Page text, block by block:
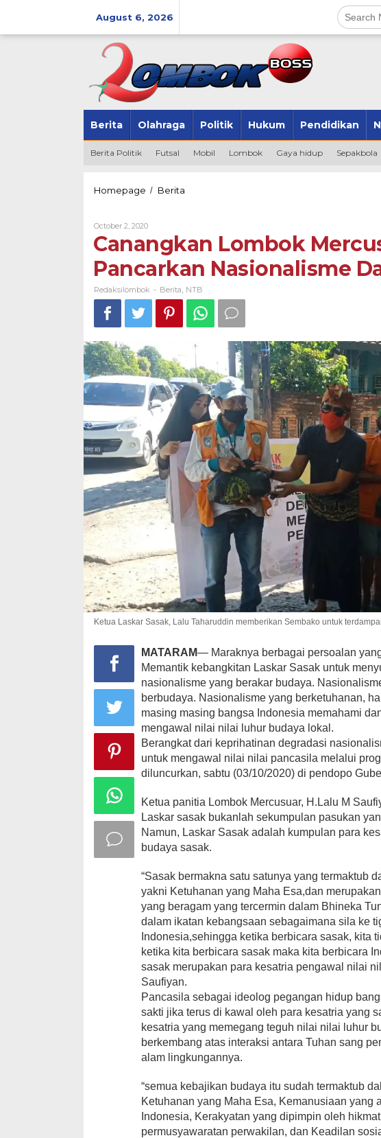
August 6, 2026
Berita Olahraga Politik Hukum Pendidikan
Berita Politik Futsal Mobil Lombok Gaya hidup Sepakbola
Homepage / Berita
Sasak
Pancarkan
Nasionalisme
Dari
Lombok
October 2, 2020By
Redaksilombok
Canangkan Lombok
Pancarkan Nasionalisme
Redaksilombok - Berita NTB
Ketua Laskar Sasak, Lalu Taharuddin memberikan Sembako untuk
MATARAM— Maraknya berbagai persoalan
Memantik kebangkitan Laskar Sasak untuk
nasionalisme yang berakar budaya.
berbudaya. Nasionalisme yang berketuhanan,
masing masing bangsa Indonesia memahami
mengawal nilai nilai luhur budaya lokal.
Berangkat dari keprihatinan degradasi
untuk mengawal nilai nilai pancasila melalui
diluncurkan, sabtu (03/10/2020) di pendopo
Ketua panitia Lombok Mercusuar, H.Lalu M
Laskar sasak bukanlah sekumpulan pasukan
Namun, Laskar Sasak adalah kumpulan para
budaya sasak.
“Sasak bermakna satu satunya yang termaktub
yakni Ketuhanan yang Maha Esa,dan
yang beragam yang tercermin dalam Bhineka
dalam ikatan kebangsaan sebagaimana sila ke
Indonesia,sehingga ketika berbicara sasak, kita
ketika kita berbicara sasak maka kita berbicara
sasak merupakan para kesatria pengawal nilai
Saufiyan.
Pancasila sebagai ideolog pegangan hidup
sakti jika terus di kawal oleh para kesatria yang
kesatria yang memegang teguh nilai nilai luhur
berkembang atas interaksi antara Tuhan sang
alam lingkungannya.
“semua kebajikan budaya itu sudah termaktub
Ketuhanan yang Maha Esa, Kemanusiaan yang
Indonesia, Kerakyatan yang dipimpin oleh
permusyawaratan perwakilan, dan Keadilan